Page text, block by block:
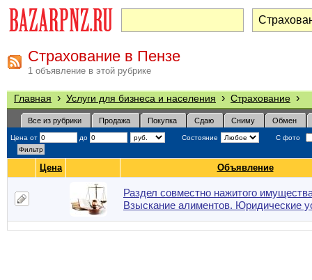
Страхование в Пензе
1 объявление в этой рубрике
Главная › Услуги для бизнеса и населения › Страхование ›
Все из рубрики Продажа Покупка Сдаю Сниму Обмен
Цена от до Состояние С фото
Цена Объявление
Раздел совместно нажитого
Взыскание алиментов. Юридические